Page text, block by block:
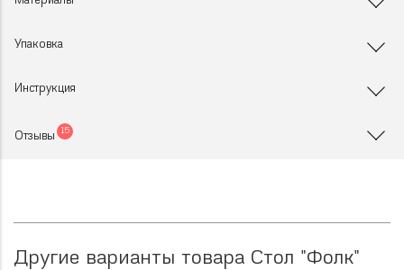
Упаковка
Инструкция
Отзывы 15
Другие варианты товара Стол "Фолк"